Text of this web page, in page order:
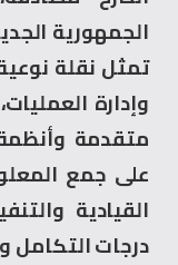
الجمهورية
تمثل نقلة
وإدارة
متقدمة
على جمع
القيادية
درجات التكامل